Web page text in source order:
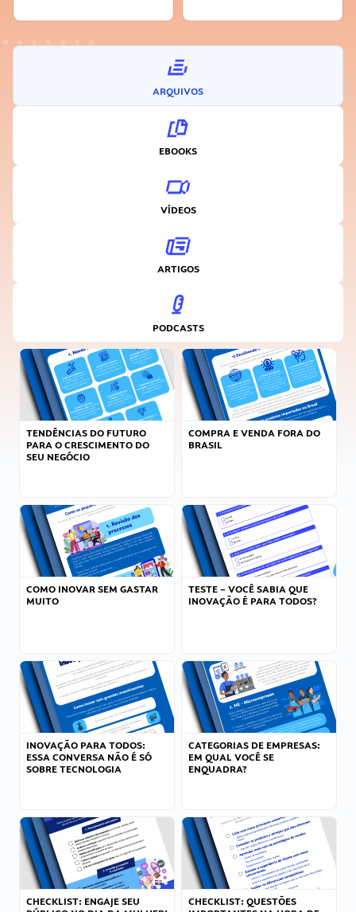
ARQUIVOS
EBOOKS
VÍDEOS
ARTIGOS
PODCASTS
TENDÊNCIAS DO FUTURO
PARA O CRESCIMENTO DO
SEU NEGÓCIO
COMPRA E VENDA FORA DO
BRASIL
COMO INOVAR SEM GASTAR
MUITO
TESTE – VOCÊ SABIA QUE
INOVAÇÃO É PARA TODOS?
INOVAÇÃO PARA TODOS:
ESSA CONVERSA NÃO É SÓ
SOBRE TECNOLOGIA
CATEGORIAS DE EMPRESAS:
EM QUAL VOCÊ SE
ENQUADRA?
CHECKLIST: ENGAJE SEU
CHECKLIST: QUESTÕES